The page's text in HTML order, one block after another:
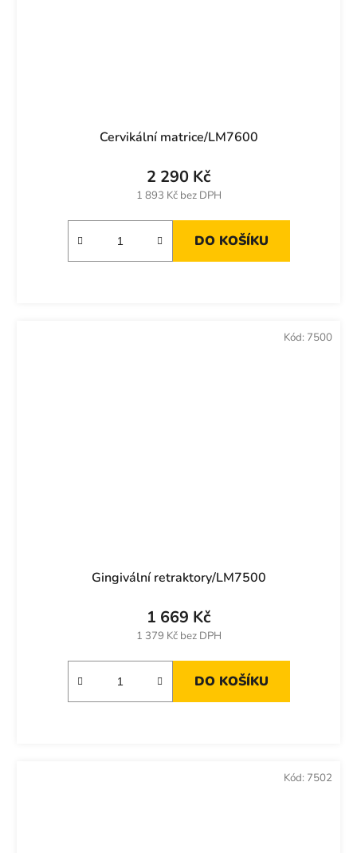
Cervikální matrice/LM7600
1 893 Kč bez DPH
2 290 Kč
DO KOŠÍKU
Gingivální retraktory/LM7500
1 379 Kč bez DPH
1 669 Kč
DO KOŠÍKU
Kód: 7500
Kód: 7502